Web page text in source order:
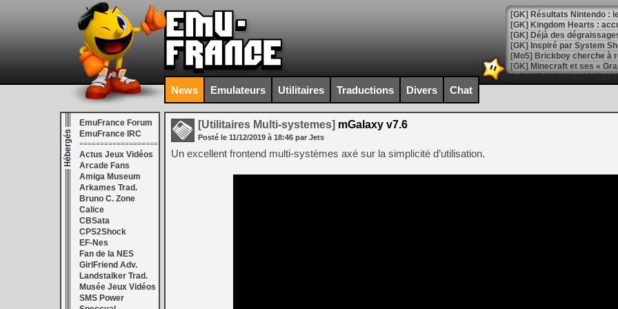
[GK] Résultats Nintendo :
[GK] Déjà des
[Mo5] Brickboy cherche à
[GK] Minecraft et ses «
[GK] Beast of
[GK] Ubisoft : fin de partie
[GK] Mémoire cash -
[GK] Dan Houser (GTA)
[GK] Comment EA Sports
[GK] Crimson Moon : un
[GK] Isle of Reveries : le
[GK] Moonlighter 2 : The
[GK] Capcom relance
[Mo5] Deux inédits du
[GK] Le beat'em up The
[GK] Endless Legend 2 :
[LS] [PS5] Le WebKit
News Emulateurs Utilitaires Traductions Divers Chat
EmuFrance Forum
EmuFrance IRC
===================
Actus Jeux Vidéos
Arcade Fans
Amiga Museum
Arkames Trad.
Bruno C. Zone
Calice
CBSata
CPS2Shock
EF-Nes
Fan de la NES
GirlFriend Adv.
Landstalker Trad.
Musée Jeux Vidéos
SMS Power
[Utilitaires Multi-systemes] mGalaxy v7.6
Posté le 11/12/2019 à 18:46 par Jets
Un excellent frontend multi-systèmes axé sur la simplicité d’utilisation.